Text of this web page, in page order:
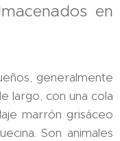
en
generalmente
largo, con una cola
marrón grisáceo
Son animales